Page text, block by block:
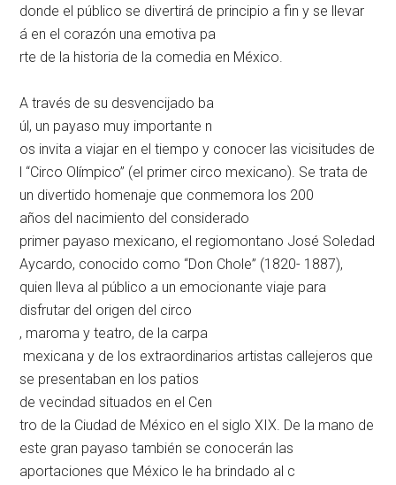
donde el público se divertirá de principio a fin y se llevar
á en el corazón una emotiva pa
rte de la historia de la comedia en México.
A través de su desvencijado ba
úl, un payaso muy importante n
os invita a viajar en el tiempo y conocer las vicisitudes de
l “Circo Olímpico” (el primer circo mexicano). Se trata de
un divertido homenaje que conmemora los 200
años del nacimiento del considerado
primer payaso mexicano, el regiomontano José Soledad
Aycardo, conocido como “Don Chole” (1820- 1887),
quien lleva al público a un emocionante viaje para
disfrutar del origen del circo
, maroma y teatro, de la carpa
mexicana y de los extraordinarios artistas callejeros que
se presentaban en los patios
de vecindad situados en el Cen
tro de la Ciudad de México en el siglo XIX. De la mano de
este gran payaso también se conocerán las
aportaciones que México le ha brindado al c